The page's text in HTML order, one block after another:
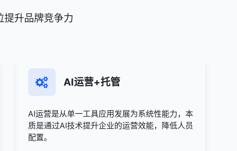
提升品牌竞争力
AI运营+托管
AI运营是从单一工具应用发展为系统性能力，本
质是通过AI技术提升企业的运营效能，降低人员
配置。